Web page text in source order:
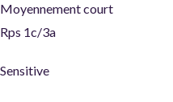
Moyennement court
Rps 1c/3a
Sensitive